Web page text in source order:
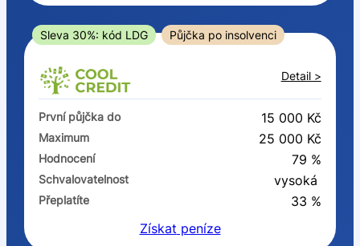
V hotovosti
ano
Sleva 30%: kód LDG Půjčka po insolvenci
Detail >
První půjčka do 15 000 Kč
Maximum 25 000 Kč
Hodnocení 79 %
Schvalovatelnost vysoká
Přeplatíte
33 %
Získat peníze